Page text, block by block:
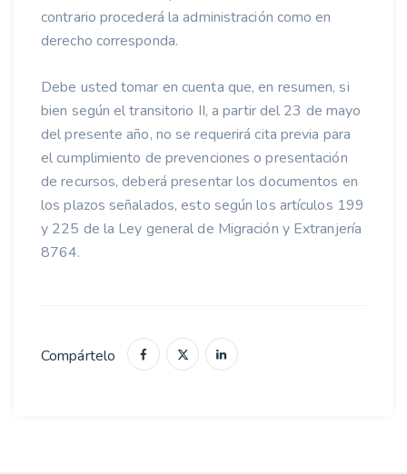
contrario procederá la administración como en
derecho corresponda.
Debe usted tomar en cuenta que, en resumen, si
bien según el transitorio II, a partir del 23 de mayo
del presente año, no se requerirá cita previa para
el cumplimiento de prevenciones o presentación
de recursos, deberá presentar los documentos en
los plazos señalados, esto según los artículos 199
y 225 de la Ley general de Migración y Extranjería
8764.
Compártelo